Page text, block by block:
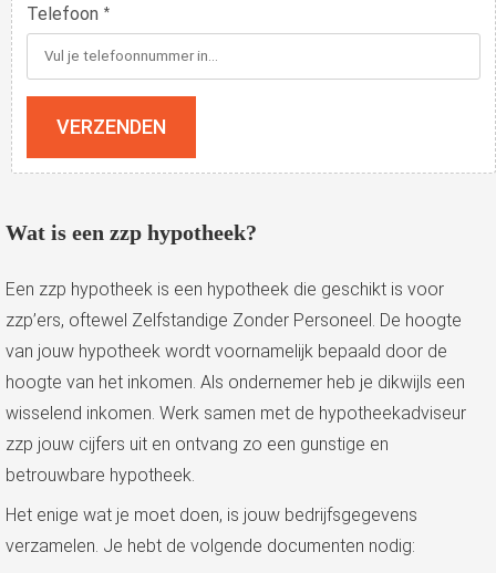
Wat is een zzp hypotheek?
Een zzp hypotheek is een hypotheek die geschikt is voor
zzp’ers, oftewel Zelfstandige Zonder Personeel. De hoogte
van jouw hypotheek wordt voornamelijk bepaald door de
hoogte van het inkomen. Als ondernemer heb je dikwijls een
wisselend inkomen. Werk samen met de hypotheekadviseur
zzp jouw cijfers uit en ontvang zo een gunstige en
betrouwbare hypotheek.
Het enige wat je moet doen, is jouw bedrijfsgegevens
verzamelen. Je hebt de volgende documenten nodig:
Telefoon *
VERZENDEN